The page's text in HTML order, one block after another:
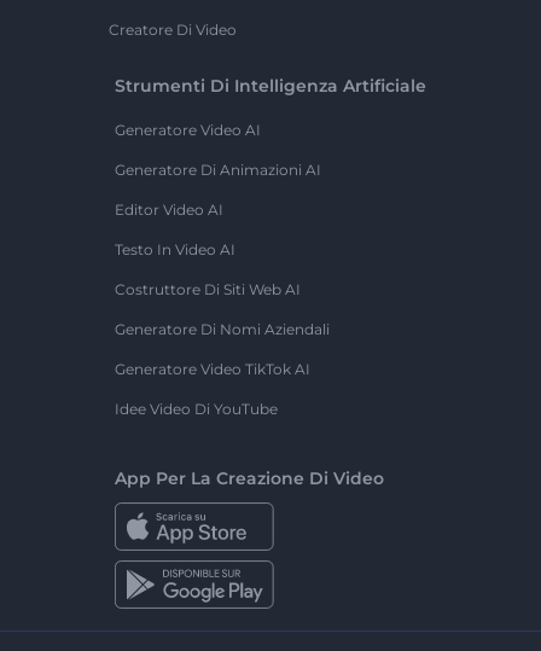
Creatore Di Video
Strumenti Di Intelligenza Artificiale
Generatore Video AI
Generatore Di Animazioni AI
Editor Video AI
Testo In Video AI
Costruttore Di Siti Web AI
Generatore Di Nomi Aziendali
Generatore Video TikTok AI
Idee Video Di YouTube
App Per La Creazione Di Video